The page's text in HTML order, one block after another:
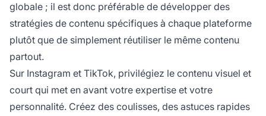
globale ; il est donc préférable de développer des
stratégies de contenu spécifiques à chaque plateforme
plutôt que de simplement réutiliser le même contenu
partout.
Sur Instagram et TikTok, privilégiez le contenu visuel et
court qui met en avant votre expertise et votre
personnalité. Créez des coulisses, des astuces rapides